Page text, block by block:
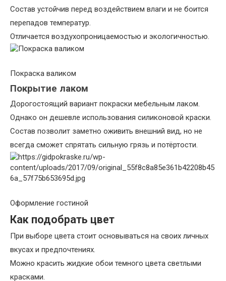
Состав устойчив перед воздействием влаги и не боится
перепадов температур.
Отличается воздухопроницаемостью и экологичностью.
Покраска валиком
Покрытие лаком
Дорогостоящий вариант покраски мебельным лаком.
Однако он дешевле использования силиконовой краски.
Состав позволит заметно оживить внешний вид, но не
всегда сможет спрятать сильную грязь и потёртости.
Оформление гостиной
Как подобрать цвет
При выборе цвета стоит основываться на своих личных
вкусах и предпочтениях.
Можно красить жидкие обои темного цвета светлыми
красками.